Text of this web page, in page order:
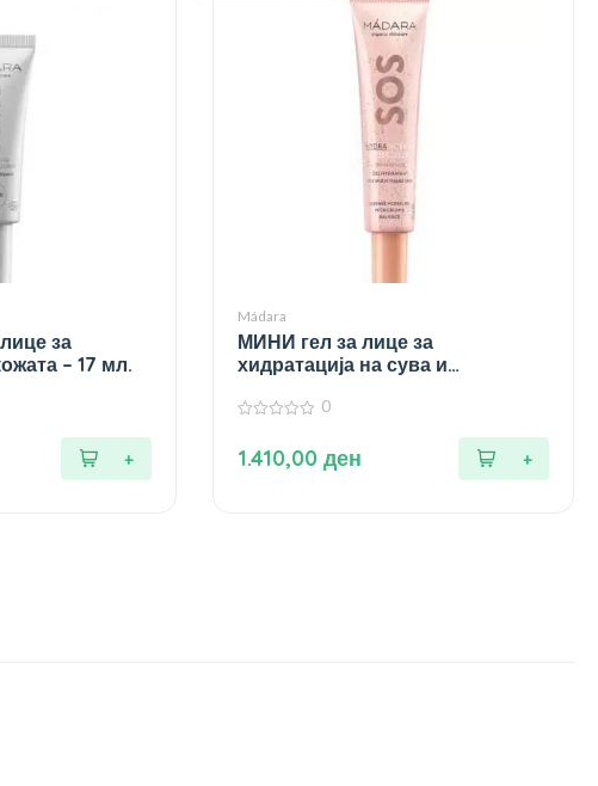
за
– 17 мл.
Mádara
МИНИ гел за лице за
хидратација на сува и
5
0
1.410,00 ден